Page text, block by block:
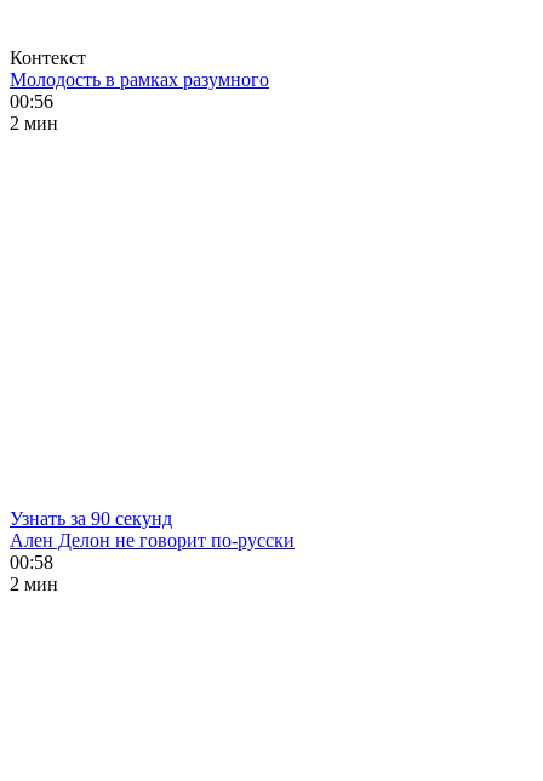
Контекст
Молодость в рамках разумного
00:56
2 мин
Узнать за 90 секунд
Ален Делон не говорит по-русски
00:58
2 мин